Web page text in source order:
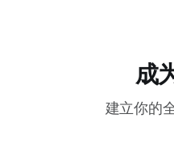
成
建立你的